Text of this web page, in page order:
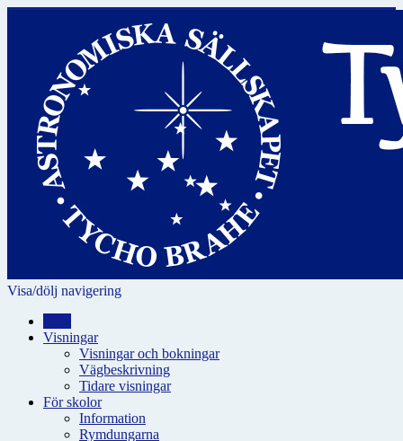
Visa/dölj navigering
Visningar
Visningar och bokningar
Vägbeskrivning
Tidare visningar
För skolor
Information
Rymdungarna